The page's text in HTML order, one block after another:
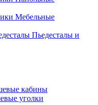
Мебельные
Пьедесталы и
кабины
уголки